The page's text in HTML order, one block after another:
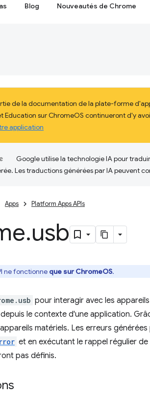
Blog Nouveautés de Chrome
de la documentation de la plate-forme
Education sur ChromeOS continueront d'y
application
Google utilise la technologie IA pour
Les traductions générées par IA peuvent
Apps Platform Apps APIs
.usb
ne fonctionne que sur ChromeOS.
pour interagir avec les
le contexte d'une application.
matériels. Les erreurs
et en exécutant le rappel régulier
pas définis.